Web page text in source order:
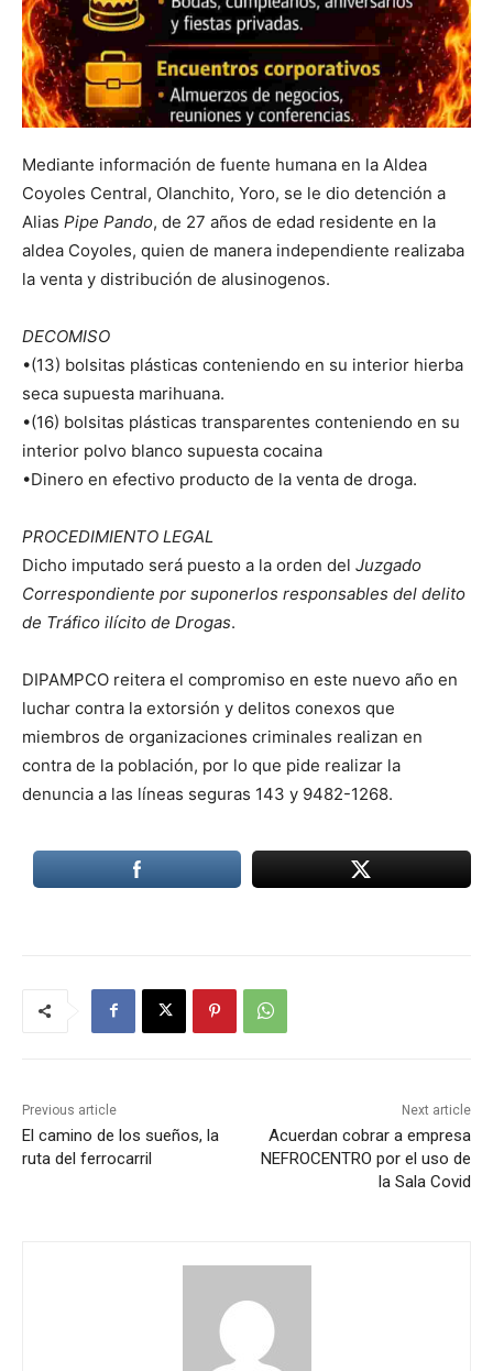
Mediante información de fuente humana en la Aldea
Coyoles Central, Olanchito, Yoro, se le dio detención a
Alias Pipe Pando, de 27 años de edad residente en la
aldea Coyoles, quien de manera independiente realizaba
la venta y distribución de alusinogenos.
DECOMISO
•(13) bolsitas plásticas conteniendo en su interior hierba
seca supuesta marihuana.
•(16) bolsitas plásticas transparentes conteniendo en su
interior polvo blanco supuesta cocaina
•Dinero en efectivo producto de la venta de droga.
PROCEDIMIENTO LEGAL
Dicho imputado será puesto a la orden del Juzgado
Correspondiente por suponerlos responsables del delito
de Tráfico ilícito de Drogas.
DIPAMPCO reitera el compromiso en este nuevo año en
luchar contra la extorsión y delitos conexos que
miembros de organizaciones criminales realizan en
contra de la población, por lo que pide realizar la
denuncia a las líneas seguras 143 y 9482-1268.
Previous article
El camino de los sueños, la
ruta del ferrocarril
Next article
Acuerdan cobrar a empresa
NEFROCENTRO por el uso de
la Sala Covid